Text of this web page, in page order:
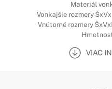
Materiál
Vonkajšie rozmery
Vnútorné rozmery
VIAC